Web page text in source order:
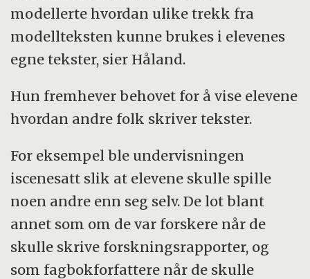
modellerte hvordan ulike trekk fra
modellteksten kunne brukes i elevenes
egne tekster, sier Håland.
Hun fremhever behovet for å vise elevene
hvordan andre folk skriver tekster.
For eksempel ble undervisningen
iscenesatt slik at elevene skulle spille
noen andre enn seg selv. De lot blant
annet som om de var forskere når de
skulle skrive forskningsrapporter, og
som fagbokforfattere når de skulle